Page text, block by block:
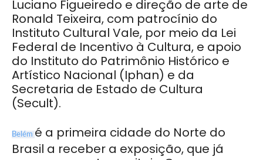
Luciano Figueiredo e direção de arte de
Ronald Teixeira, com patrocínio do
Instituto Cultural Vale, por meio da Lei
Federal de Incentivo à Cultura, e apoio
do Instituto do Patrimônio Histórico e
Artístico Nacional (Iphan) e da
Secretaria de Estado de Cultura
(Secult).
Belém é a primeira cidade do Norte do
Brasil a receber a exposição, que já